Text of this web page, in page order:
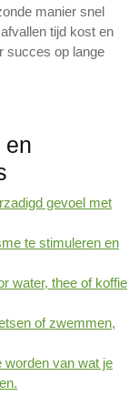
manier snel
tijd kost en
succes op lange
en
gevoel met
te stimuleren en
water, thee of koffie
of zwemmen,
worden van wat je